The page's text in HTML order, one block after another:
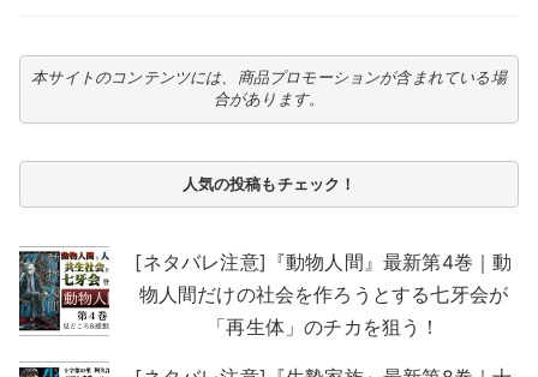
本サイトのコンテンツには、商品プロモーションが含まれている場
合があります。
人気の投稿もチェック！
[ネタバレ注意]『動物人間』最新第4巻｜動
物人間だけの社会を作ろうとする七牙会が
「再生体」のチカを狙う！